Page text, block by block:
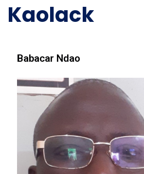
Kaolack
Babacar Ndao